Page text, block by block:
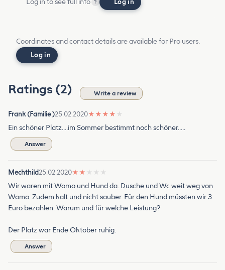
? Log in
Coordinates and contact details are available for Pro users.
Log in
Ratings (2) Write a review
Frank (Familie )25.02.2020★ ★ ★ ★ ★
Ein schöner Platz....im Sommer bestimmt noch schöner.....
Answer
Mechthild25.02.2020★ ★ ★ ★ ★
Wir waren mit Womo und Hund da. Dusche und Wc weit weg von
Womo. Zudem kalt und nicht sauber. Für den Hund müssten wir 3
Euro bezahlen. Warum und für welche Leistung?
Der Platz war Ende Oktober ruhig.
Answer